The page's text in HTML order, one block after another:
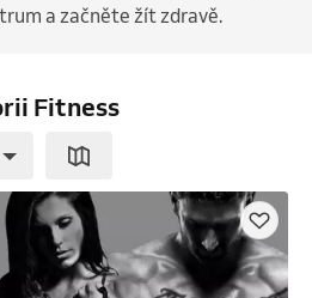
a začněte žít zdravě.
Fitness